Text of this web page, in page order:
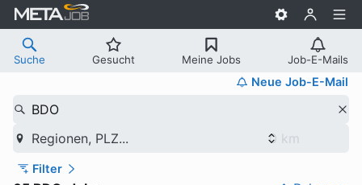
Suche Gesucht Meine Jobs Job-E-Mails
Neue Job-E-Mail
BDO
Regionen, PLZ...
Filter